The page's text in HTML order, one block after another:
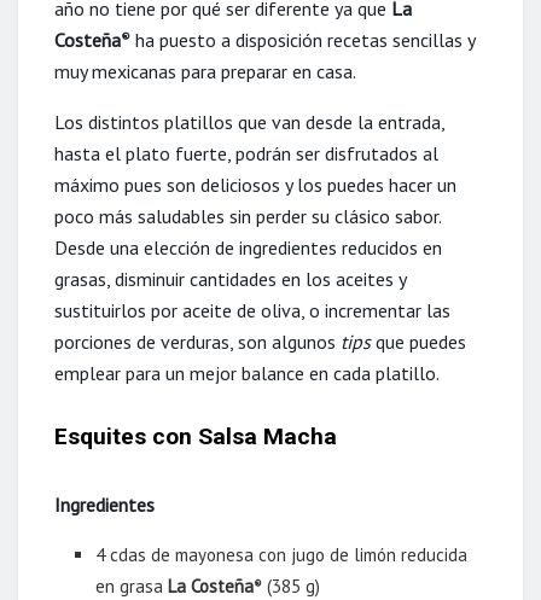
año no tiene por qué ser diferente ya que La
Costeña® ha puesto a disposición recetas sencillas y
muy mexicanas para preparar en casa.
Los distintos platillos que van desde la entrada,
hasta el plato fuerte, podrán ser disfrutados al
máximo pues son deliciosos y los puedes hacer un
poco más saludables sin perder su clásico sabor.
Desde una elección de ingredientes reducidos en
grasas, disminuir cantidades en los aceites y
sustituirlos por aceite de oliva, o incrementar las
porciones de verduras, son algunos tipsque puedes
emplear para un mejor balance en cada platillo.
Esquites con Salsa Macha
Ingredientes
4 cdas de mayonesa con jugo de limón reducida
en grasa La Costeña® (385 g)